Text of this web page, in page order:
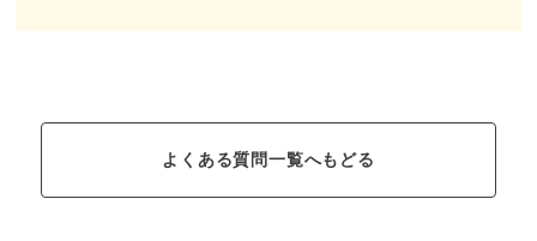
よくある質問一覧へもどる